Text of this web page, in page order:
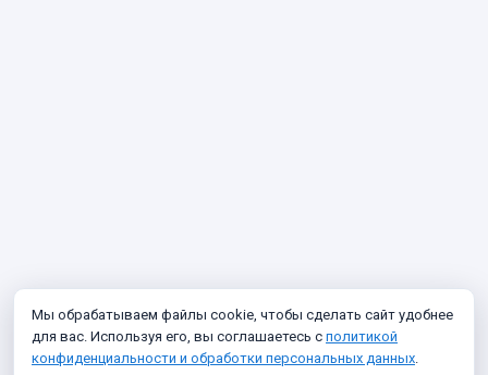
Мы обрабатываем файлы cookie, чтобы сделать сайт удобнее
для вас. Используя его, вы соглашаетесь с политикой
конфиденциальности и обработки персональных данных.